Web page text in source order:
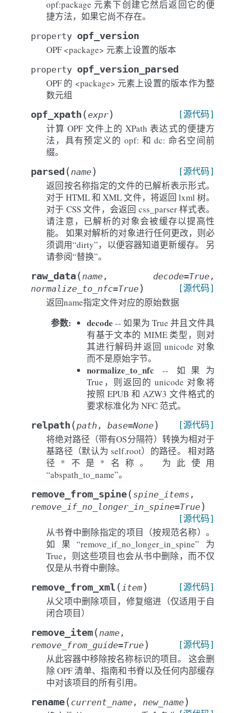
opf:package 元素下创建它然后返回它的便
捷方法，如果它尚不存在。
property opf_version
OPF <package> 元素上设置的版本
property opf_version_parsed
OPF 的 <package> 元素上设置的版本作为整
数元组
opf_xpath (expr) [源代码]
计算 OPF 文件上的 XPath 表达式的便捷方
法，具有预定义的 opf: 和 dc: 命名空间前
缀。
parsed ( name) [源代码]
返回按名称指定的文件的已解析表示形式。
对于 HTML 和 XML 文件，将返回 lxml 树。
对于 CSS 文件，会返回 css_parser 样式表。
请注意，已解析的对象会被缓存以提高性
能。 如果对解析的对象进行任何更改，则必
须调用“dirty”，以便容器知道更新缓存。 另
请参阅“替换”。
raw_data( name , decode=True ,
normalize_to_nfc=True) [源代码]
返回name指定文件对应的原始数据
参数: decode -- 如果为 True 并且文件具
有基于文本的 MIME 类型，则对
其进行解码并返回 unicode 对象
而不是原始字节。
normalize_to_nfc -- 如果为
True，则返回的 unicode 对象将
按照 EPUB 和 AZW3 文件格式的
要求标准化为 NFC 范式。
relpath ( path , base=None) [源代码]
将绝对路径（带有OS分隔符）转换为相对于
基路径（默认为 self.root）的路径。 相对路
径*不是*名称。 为此使用
“abspath_to_name”。
remove_from_spine( spine_items ,
remove_if_no_longer_in_spine=True)
[源代码]
从书脊中删除指定的项目（按规范名称）。
如果“remove_if_no_longer_in_spine”为
True，则这些项目也会从书中删除，而不仅
仅是从书脊中删除。
remove_from_xml( item) [源代码]
从父项中删除项目，修复缩进（仅适用于自
闭合项目）
remove_item( name ,
remove_from_guide=True) [源代码]
从此容器中移除按名称标识的项目。 这会删
除 OPF 清单、指南和书脊以及任何内部缓存
中对该项目的所有引用。
rename( current_name , new_name)